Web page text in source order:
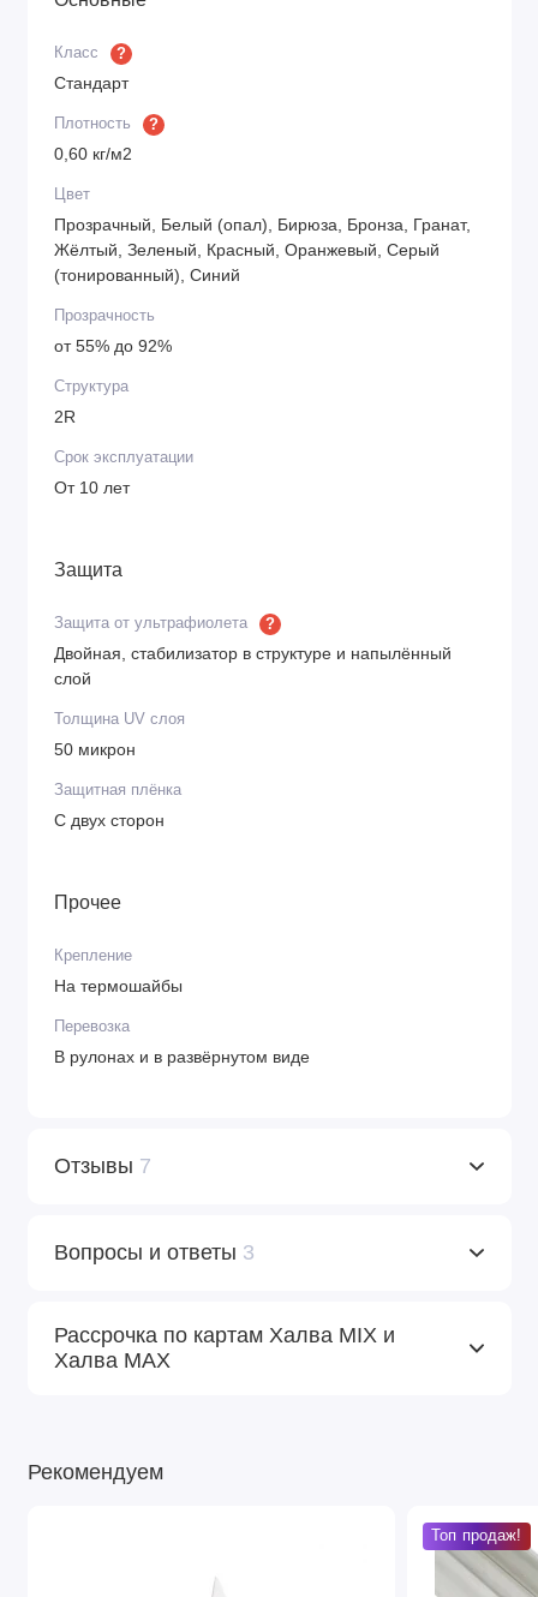
Класс
?
Стандарт
Плотность
?
0,60 кг/м2
Цвет
Прозрачный, Белый (опал), Бирюза, Бронза, Гранат,
Жёлтый, Зеленый, Красный, Оранжевый, Серый
(тонированный), Синий
Прозрачность
от 55% до 92%
Структура
2R
Срок эксплуатации
От 10 лет
Защита
Защита от ультрафиолета
?
Двойная, стабилизатор в структуре и напылённый
слой
Толщина UV слоя
50 микрон
Защитная плёнка
С двух сторон
Прочее
Крепление
На термошайбы
Перевозка
В рулонах и в развёрнутом виде
Отзывы 7
Вопросы и ответы 3
Рассрочка по картам Халва MIX и
Халва MAX
Рекомендуем
Топ продаж!